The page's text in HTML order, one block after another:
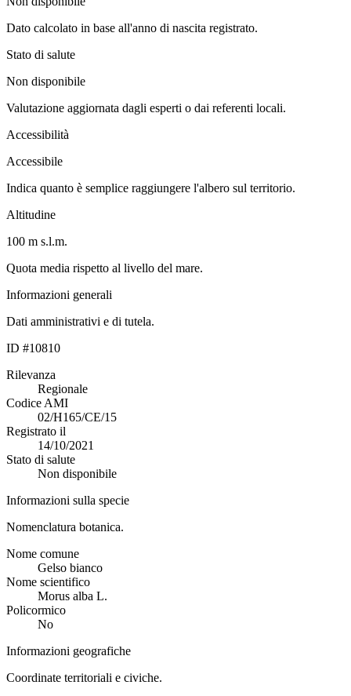
Dato calcolato in base all'anno di nascita registrato.
Stato di salute
Non disponibile
Valutazione aggiornata dagli esperti o dai referenti locali.
Accessibilità
Accessibile
Indica quanto è semplice raggiungere l'albero sul territorio.
Altitudine
100 m s.l.m.
Quota media rispetto al livello del mare.
Informazioni generali
Dati amministrativi e di tutela.
ID #10810
Rilevanza
Regionale
Codice AMI
02/H165/CE/15
Registrato il
14/10/2021
Stato di salute
Non disponibile
Informazioni sulla specie
Nomenclatura botanica.
Nome comune
Gelso bianco
Nome scientifico
Morus alba L.
Policormico
No
Informazioni geografiche
Coordinate territoriali e civiche.